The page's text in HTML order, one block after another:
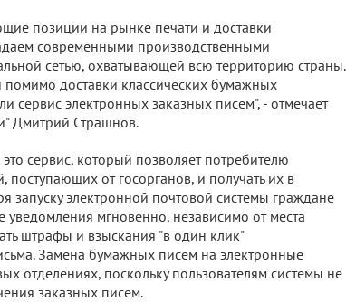
позиции на рынке печати и доставки
современными производственными
сетью, охватывающей всю территорию страны.
помимо доставки классических бумажных
сервис электронных заказных писем", - отмечает
Дмитрий Страшнов.
сервис, который позволяет потребителю
поступающих от госорганов, и получать их в
запуску электронной почтовой системы граждане
уведомления мгновенно, независимо от места
штрафы и взыскания "в один клик"
Замена бумажных писем на электронные
отделениях, поскольку пользователям системы не
заказных писем.